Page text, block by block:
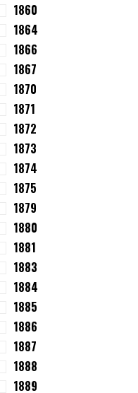
1860
1864
1866
1867
1870
1871
1872
1873
1874
1875
1879
1880
1881
1883
1884
1885
1886
1887
1888
1889